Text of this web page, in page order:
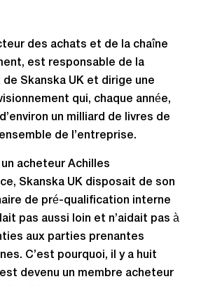
des achats et de la chaîne
est responsable de la
Skanska UK et dirige une
qui, chaque année,
un milliard de livres de
de l’entreprise.
acheteur Achilles
Skanska UK disposait de son
de pré-qualification interne
pas aussi loin et n’aidait pas à
aux parties prenantes
C’est pourquoi, il y a huit
devenu un membre acheteur